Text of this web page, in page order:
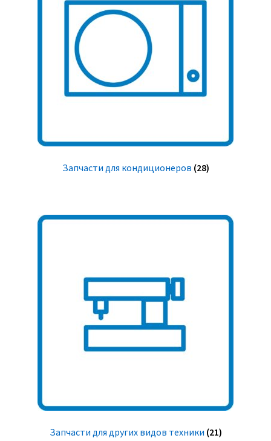
Запчасти для кондиционеров (28)
Запчасти для других видов техники (21)